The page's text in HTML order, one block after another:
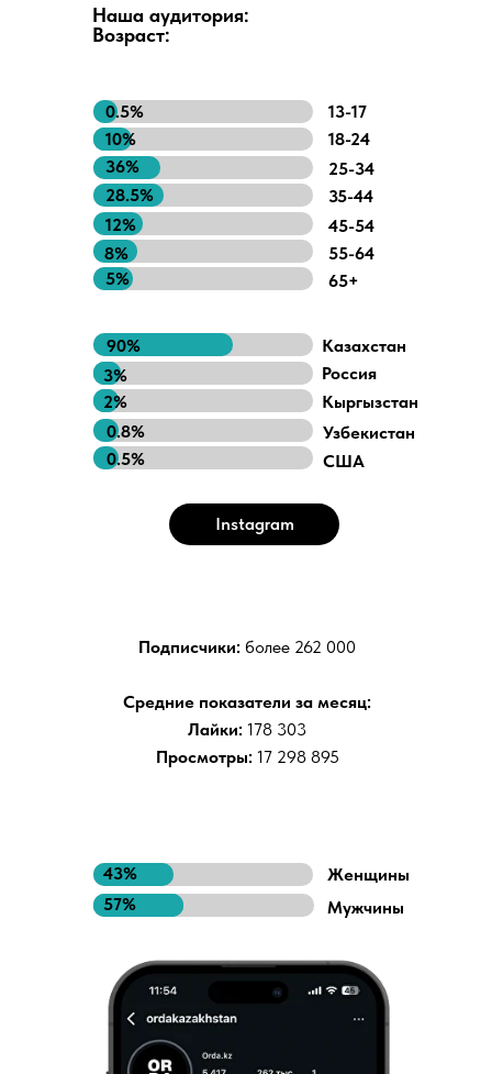
Подписчики: более 262 000
Средние показатели за месяц:
Лайки: 178 303
Просмотры: 17 298 895
Наша аудитория:
Возраст:
10%
36%
18-24
13-17
0.5%
35-44
28.5%
25-34
12%
8%
45-54
5%
90%
55-64
3%
65+
2%
Казахстан
Россия
Кыргызстан
Узбекистан
США
Мужчины
Женщины
57%
43%
0.5%
0.8%
Instagram